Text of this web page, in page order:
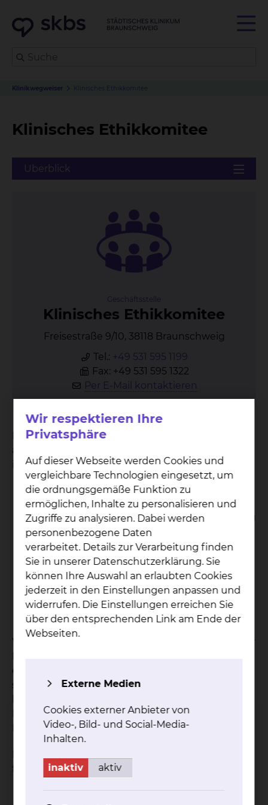
Klinikwegweiser Klinisches Ethikkomitee
Klinisches Ethikkomitee
Geschäftsstelle
Kli­ni­sches Ethik­ko­mi­tee
Freisestraße 9/10, 38118 Braunschweig
Tel.: +49 531 595 1199
Fax: +49 531 595 1322
Per E-Mail kontaktieren
Das Klinische Ethikkomitee (häufig als "KEK"
abgekürzt) beschäftigt sich mit ethischen Fragen
in Medizin und Pflege und hat folgende Aufgaben:
Moderation von Ethischen
Fallbesprechungen
Beratung von Patient/-innen /Angehörigen zu
ethischen Fragestellungen
Hilfe bei der Auslegung von
Patientenverfügungen
Erstellung von Leitlinien zu ethischen
Themen
Fortbildung in pflege- und medizinethischen
Fragestellungen
Wenn Sie beispielsweise als Bevollmächtigter oder
einwilligungsfähigen Patienten eine
stellvertretende Entscheidung treffen müssen,
Ethikkomitees oder im Rahmen einer Ethischen
Fallbesprechung beraten lassen.
folgenden Fragen handeln:
Soll eine künstliche Ernährung durchgeführt
Wir respektieren Ihre
Privatsphäre
Auf dieser Webseite werden Cookies und
vergleichbare Technologien eingesetzt, um
die ordnungsgemäße Funktion zu
ermöglichen, Inhalte zu personalisieren und
Zugriffe zu analysieren. Dabei werden
personenbezogene Daten
verarbeitet. Details zur Verarbeitung finden
Sie in unserer Datenschutzerklärung. Sie
können Ihre Auswahl an erlaubten Cookies
jederzeit in den Einstellungen anpassen und
widerrufen. Die Einstellungen erreichen Sie
über den entsprechenden Link am Ende der
Webseiten.
Externe Medien
Cookies externer Anbieter von
Video-, Bild- und Social-Media-
Inhalten.
inaktiv aktiv